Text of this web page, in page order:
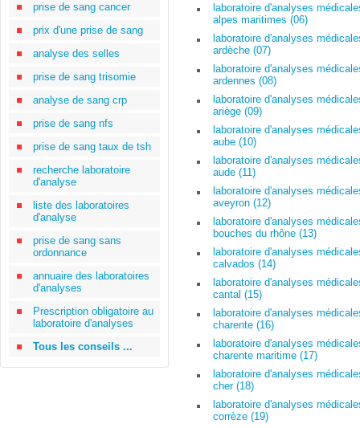
prise de sang cancer
prix d'une prise de sang
analyse des selles
prise de sang trisomie
analyse de sang crp
prise de sang nfs
prise de sang taux de tsh
recherche laboratoire
d'analyse
liste des laboratoires
d'analyse
prise de sang sans
ordonnance
annuaire des laboratoires
d'analyses
Prescription obligatoire au
laboratoire d'analyses
Tous les conseils ...
laboratoire d'analyses
alpes maritimes (06)
laboratoire d'analyses
ardèche (07)
laboratoire d'analyses
ardennes (08)
laboratoire d'analyses
ariège (09)
laboratoire d'analyses
aube (10)
laboratoire d'analyses
aude (11)
laboratoire d'analyses
aveyron (12)
laboratoire d'analyses
bouches du rhône (13)
laboratoire d'analyses
calvados (14)
laboratoire d'analyses
cantal (15)
laboratoire d'analyses
charente (16)
laboratoire d'analyses
charente maritime (17)
laboratoire d'analyses
cher (18)
laboratoire d'analyses
corrèze (19)